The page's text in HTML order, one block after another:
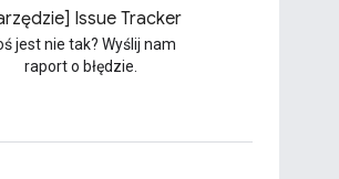
Issue Tracker
jest nie tak? Wyślij nam
raport o błędzie.